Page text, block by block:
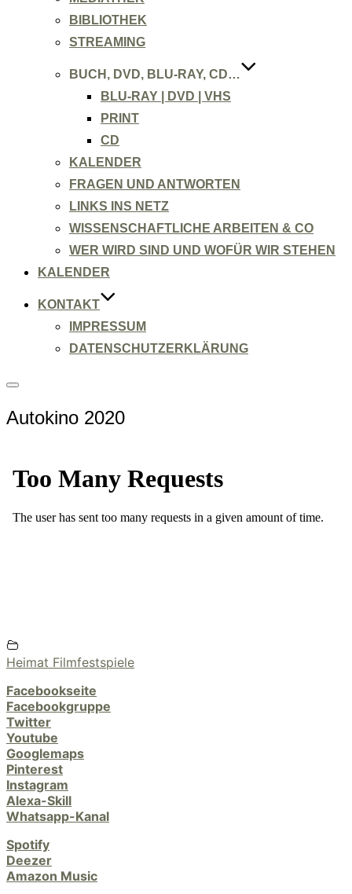
BIBLIOTHEK
STREAMING
BUCH, DVD, BLU-RAY, CD…
BLU-RAY | DVD | VHS
PRINT
CD
KALENDER
FRAGEN UND ANTWORTEN
LINKS INS NETZ
WISSENSCHAFTLICHE ARBEITEN & CO
WER WIRD SIND UND WOFÜR WIR STEHEN
KALENDER
KONTAKT
IMPRESSUM
DATENSCHUTZERKLÄRUNG
Seitenleiste
Navigation
umschalten
Autokino 2020
Heimat Filmfestspiele
Facebookseite
Facebookgruppe
Twitter
Youtube
Googlemaps
Pinterest
Instagram
Alexa-Skill
Whatsapp-Kanal
Spotify
Deezer
Amazon Music